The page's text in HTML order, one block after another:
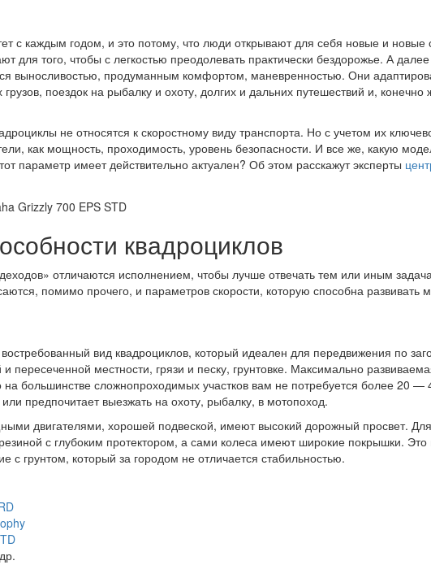
с каждым годом, и это потому, что люди открывают для себя новые и
для того, чтобы с легкостью преодолевать практически бездорожье. А
выносливостью, продуманным комфортом, маневренностью. Они
грузов, поездок на рыбалку и охоту, долгих и дальних путешествий и,
не относятся к скоростному виду транспорта. Но с учетом их
как мощность, проходимость, уровень безопасности. И все же, какую
параметр имеет действительно актуален? Об этом расскажут эксперты
квадроциклов
отличаются исполнением, чтобы лучше отвечать тем или иным
помимо прочего, и параметров скорости, которую способна развивать
вид квадроциклов, который идеален для передвижения по
пересеченной местности, грязи и песку, грунтовке. Максимально
на большинстве сложнопроходимых участков вам не потребуется более 20
предпочитает выезжать на охоту, рыбалку, в мотопоход.
двигателями, хорошей подвеской, имеют высокий дорожный просвет.
с глубоким протектором, а сами колеса имеют широкие покрышки. Это
с грунтом, который за городом не отличается стабильностью.